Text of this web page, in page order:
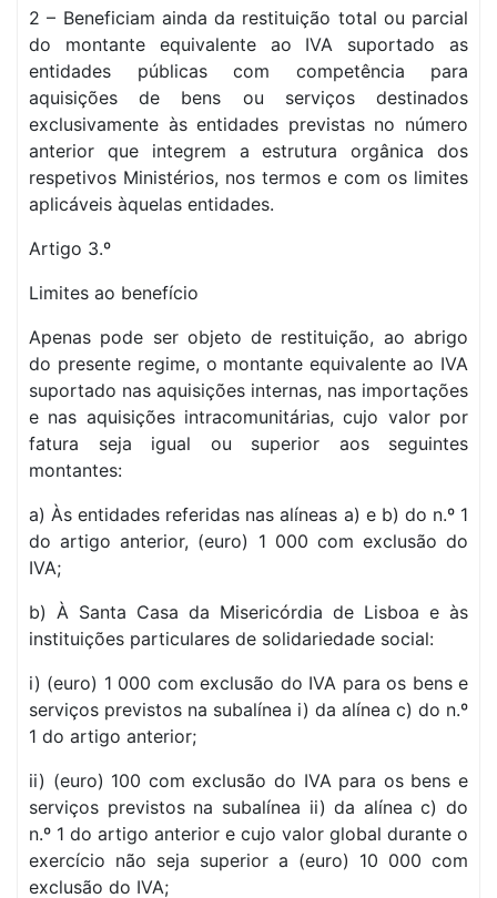
2 – Beneficiam ainda da restituição total ou parcial
do montante equivalente ao IVA suportado as
entidades públicas com competência para
aquisições de bens ou serviços destinados
exclusivamente às entidades previstas no número
anterior que integrem a estrutura orgânica dos
respetivos Ministérios, nos termos e com os limites
aplicáveis àquelas entidades.
Artigo 3.º
Limites ao benefício
Apenas pode ser objeto de restituição, ao abrigo
do presente regime, o montante equivalente ao IVA
suportado nas aquisições internas, nas importações
e nas aquisições intracomunitárias, cujo valor por
fatura seja igual ou superior aos seguintes
montantes:
a) Às entidades referidas nas alíneas a) e b) do n.º 1
do artigo anterior, (euro) 1 000 com exclusão do
IVA;
b) À Santa Casa da Misericórdia de Lisboa e às
instituições particulares de solidariedade social:
i) (euro) 1 000 com exclusão do IVA para os bens e
serviços previstos na subalínea i) da alínea c) do n.º
1 do artigo anterior;
ii) (euro) 100 com exclusão do IVA para os bens e
serviços previstos na subalínea ii) da alínea c) do
n.º 1 do artigo anterior e cujo valor global durante o
exercício não seja superior a (euro) 10 000 com
exclusão do IVA;